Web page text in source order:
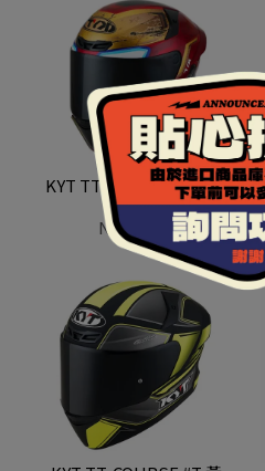
KYT TT-COURSE 鋼鐵人
NT$4,200